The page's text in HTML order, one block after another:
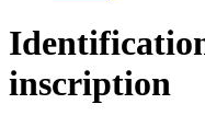
inscription